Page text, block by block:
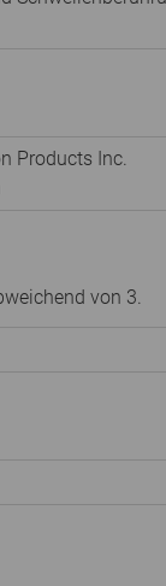
Products Inc.
von 3.